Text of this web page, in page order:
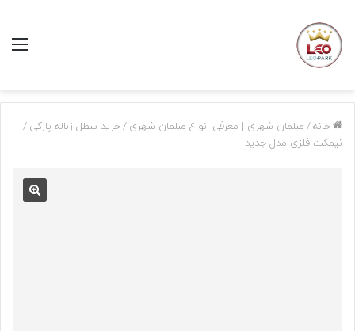
خانه/ مبلمان شهری | معرفی انواع مبلمان شهری /خرید سطل زباله پارکی /
نیمکت فلزی مدل جدید